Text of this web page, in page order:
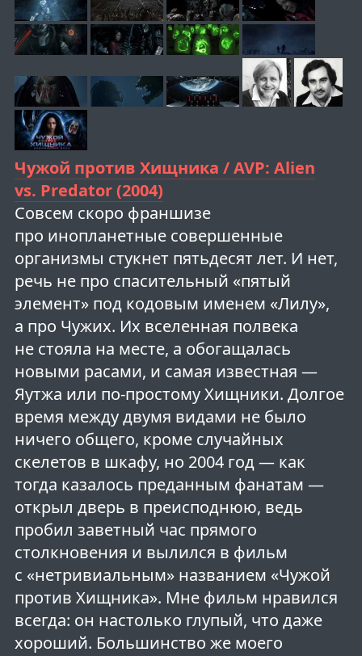
Чужой против Хищника / AVP: Alien
vs. Predator (2004)
Совсем скоро франшизе
про инопланетные совершенные
организмы стукнет пятьдесят лет. И нет,
речь не про спасительный «пятый
элемент» под кодовым именем «Лилу»,
а про Чужих. Их вселенная полвека
не стояла на месте, а обогащалась
новыми расами, и самая известная —
Яутжа или по-простому Хищники. Долгое
время между двумя видами не было
ничего общего, кроме случайных
скелетов в шкафу, но 2004 год — как
тогда казалось преданным фанатам —
открыл дверь в преисподнюю, ведь
пробил заветный час прямого
столкновения и вылился в фильм
с «нетривиальным» названием «Чужой
против Хищника». Мне фильм нравился
всегда: он настолько глупый, что даже
хороший. Большинство же моего